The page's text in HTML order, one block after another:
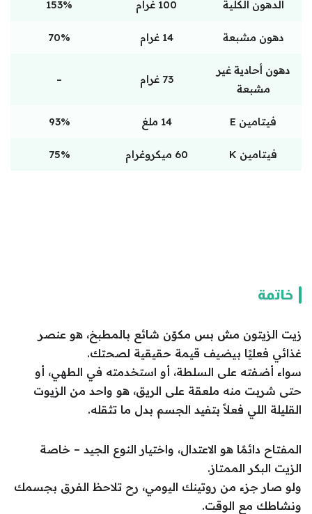
الدهون الكلية 100 غرام 153%
دهون مشبعة 14 غرام 70%
دهون أحادية غير
مشبعة
73 غرام –
فيتامين E 14 ملغ 93%
فيتامين K 60 ميكروغرام 75%
خاتمة
زيت الزيتون مش بس مكوّن شائع بالمطبخ، هو عنصر
غذائي فعليًا بيضيف قيمة حقيقية لصحتك.
سواء أضفته على السلطة، أو استخدمته في الطهي، أو
حتى شربت منه ملعقة على الريق، هو واحد من الزيوت
القليلة اللي فعلاً بتفيد الجسم بدل ما تثقله.
المفتاح دائمًا هو الاعتدال، واختيار النوع الجيد – خاصة
الزيت البكر الممتاز.
ولو صار جزء من روتينك اليومي، رح تلاحظ الفرق بجسمك
ونشاطك مع الوقت.